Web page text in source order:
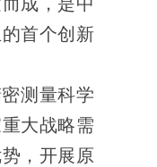
成， 是中
首个创新
测量科学
大战略需
，开展原